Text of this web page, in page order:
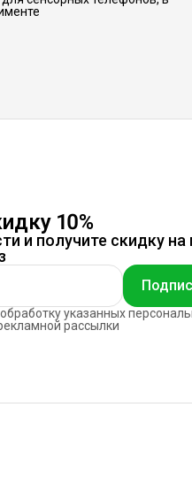
10%
и получите скидку на
указанных
рассылки